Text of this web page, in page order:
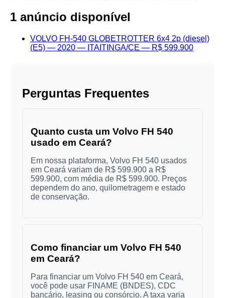
1 anúncio disponível
VOLVO FH-540 GLOBETROTTER 6x4 2p (diesel)
(E5) — 2020 — ITAITINGA/CE — R$ 599.900
Perguntas Frequentes
Quanto custa um Volvo FH 540
usado em Ceará?
Em nossa plataforma, Volvo FH 540 usados
em Ceará variam de R$ 599.900 a R$
599.900, com média de R$ 599.900. Preços
dependem do ano, quilometragem e estado
de conservação.
Como financiar um Volvo FH 540
em Ceará?
Para financiar um Volvo FH 540 em Ceará,
você pode usar FINAME (BNDES), CDC
bancário, leasing ou consórcio. A taxa varia